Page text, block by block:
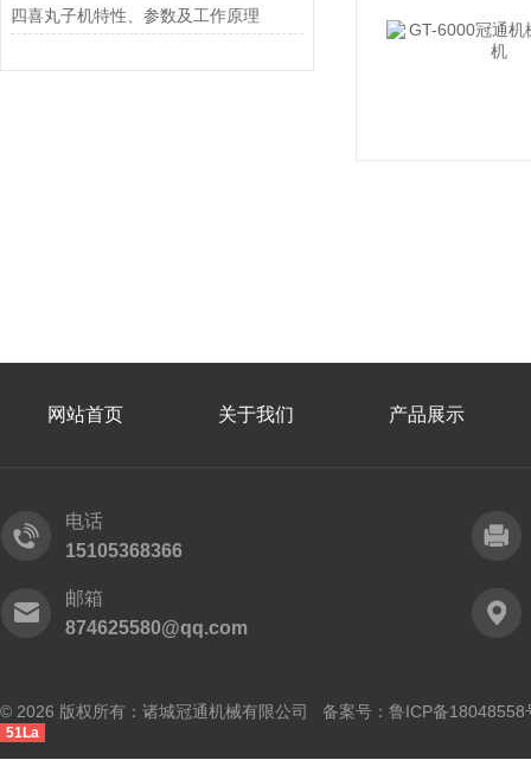
四喜丸子机特性、参数及工作原理
网站首页 关于我们 产品展示
电话
15105368366
邮箱
874625580@qq.com
© 2026 版权所有：诸城冠通机械有限公司 备案号： 鲁ICP备18048558
51La